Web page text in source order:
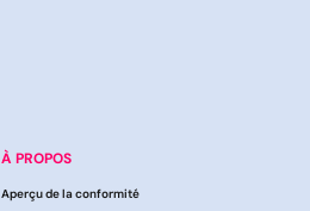
À PROPOS
Aperçu de la conformité